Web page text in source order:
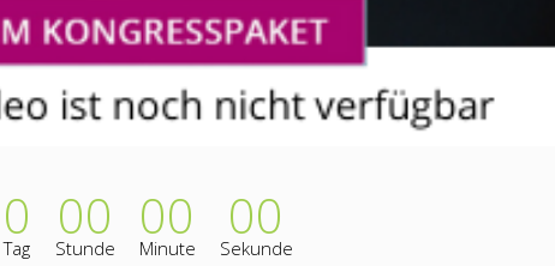
0
Tag 00
Stunde 00
Minute 00
Sekunde